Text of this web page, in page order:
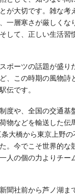
が大切です。雑な考
一層寒さが厳しく
して、正しい生活習
ポーツの話題が盛
、この時期の風物
伝です。
度や、全国の交通
物などを輸送した
大橋から東京上野
。今でこそ世界的
人の個の力よりチー
聞社前から芦ノ湖